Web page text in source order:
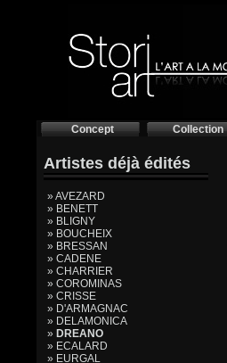
Concept Collection
Artistes déjà édités
» AVEZARD
» BENETT
» BLIGNY
» BOUCHEIX
» BRESSAN
» CADENE
» CHARRIER
» COROMINAS
» CRISSE
» D'ARMAGNAC
» DELAMONICA
» DREANO
» ECALARD
» EURGAL